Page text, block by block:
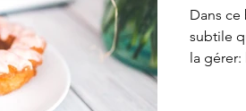
Dans
subtile
la